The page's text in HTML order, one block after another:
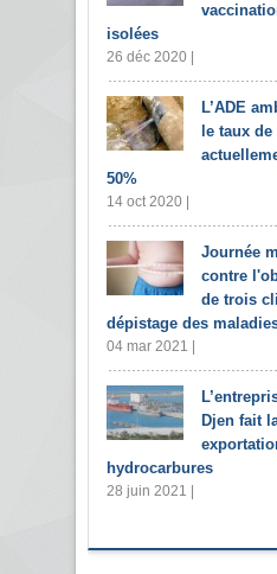
isolées
26 déc 2020 |
L’ADE
le taux
50%
14 oct 2020 |
Journée
contre
de trois
dépistage des
04 mar 2021 |
Djen fait
hydrocarbures
28 juin 2021 |